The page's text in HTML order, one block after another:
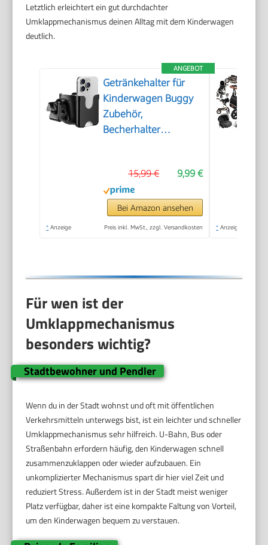
Letztlich erleichtert ein gut durchdachter
Umklappmechanismus deinen Alltag mit dem Kinderwagen
deutlich.
ANGEBOT
Getränkehalter für
Kinderwagen Buggy
Zubehör,
Becherhalter
9,99 €
15,99 €
Bei Amazon ansehen
* Anzeige Preis inkl. MwSt., zzgl. Versandkosten * Anzeige
Für wen ist der
Umklappmechanismus
besonders wichtig?
Stadtbewohner und Pendler
Wenn du in der Stadt wohnst und oft mit öffentlichen
Verkehrsmitteln unterwegs bist, ist ein leichter und schneller
Umklappmechanismus sehr hilfreich. U-Bahn, Bus oder
Straßenbahn erfordern häufig, den Kinderwagen schnell
zusammenzuklappen oder wieder aufzubauen. Ein
unkomplizierter Mechanismus spart dir hier viel Zeit und
reduziert Stress. Außerdem ist in der Stadt meist weniger
Platz verfügbar, daher ist eine kompakte Faltung von Vorteil,
um den Kinderwagen bequem zu verstauen.